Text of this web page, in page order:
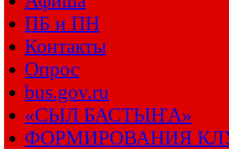
ПБ и ПН
Контакты
Опрос
bus.gov.ru
«СЫЛ БАСТЫҤА»
ФОРМИРОВАНИЯ